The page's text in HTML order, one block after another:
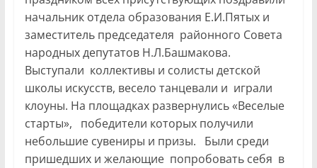
начальник отдела образования Е.И.Пятых и
заместитель председателя районного Совета
народных депутатов Н.Л.Башмакова.
Выступали коллективы и солисты детской
школы искусств, весело танцевали и играли
клоуны. На площадках развернулись «Веселые
старты», победители которых получили
небольшие сувениры и призы. Были среди
пришедших и желающие попробовать себя в